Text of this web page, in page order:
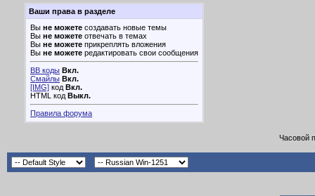
Ваши права в разделе
Вы не можете создавать новые темы
Вы не можете отвечать в темах
Вы не можете прикреплять вложения
Вы не можете редактировать свои сообщения
BB коды Вкл.
Смайлы Вкл.
[IMG] код Вкл.
HTML код Выкл.
Правила форума
Часовой